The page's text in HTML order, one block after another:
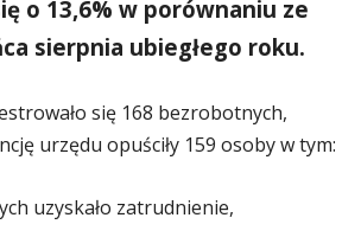
o 13,6% w porównaniu ze
sierpnia ubiegłego roku.
się 168 bezrobotnych,
urzędu opuściły 159 osoby w tym:
uzyskało zatrudnienie,